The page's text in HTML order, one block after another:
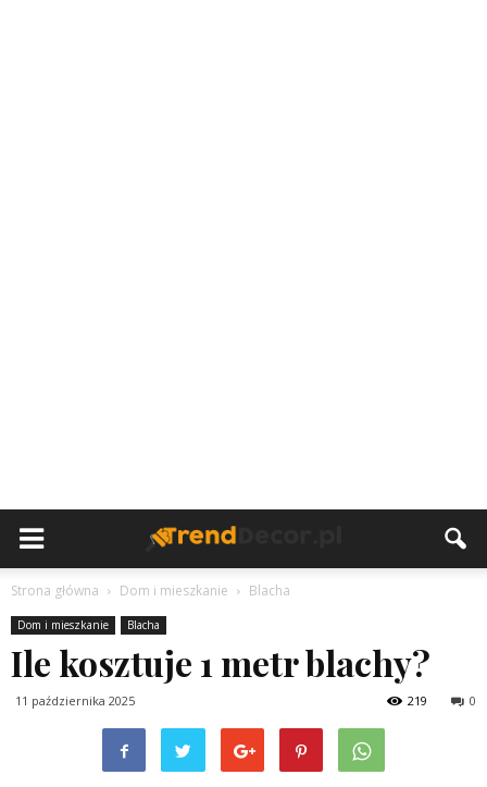
Strona główna Dom i mieszkanie Blacha
Dom i mieszkanie Blacha
Ile kosztuje 1 metr blachy?
11 października 2025 0
219